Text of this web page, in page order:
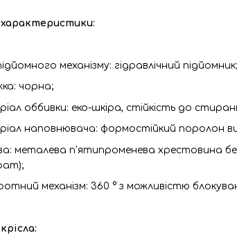
характеристики:
механізму: гідравлічний підйомник;
чорна;
оббивки: еко-шкіра, стійкість до
наповнювача: формостійкий поролон
металева п'ятипроменева хрестовина
механізм: 360 ° з можливістю